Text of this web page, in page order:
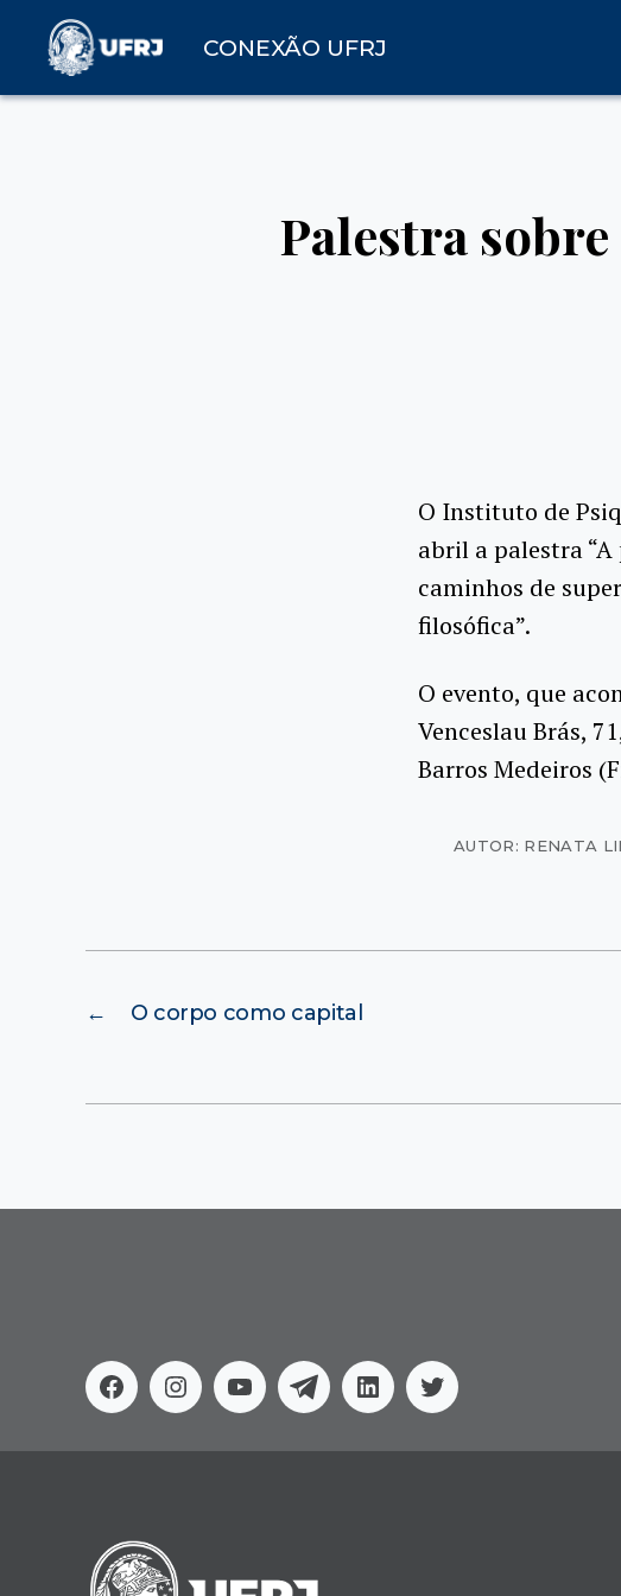
CONEXÃO UFRJ
Palestra
O Instituto de
abril a palestra
caminhos de
filosófica”.
O evento, que
Venceslau Brás,
Barros Medeiros
AUTOR: RENATA
← O corpo como capital
FacebookInstagram
YoutubeTelegramLinkedinTwitter